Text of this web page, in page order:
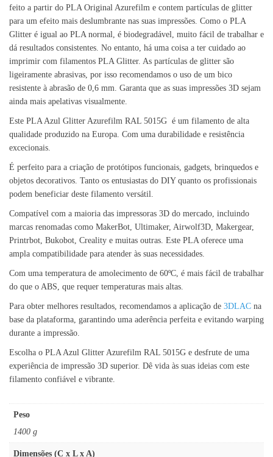
feito a partir do PLA Original Azurefilm e contem partículas de glitter
para um efeito mais deslumbrante nas suas impressões. Como o PLA
Glitter é igual ao PLA normal, é biodegradável, muito fácil de trabalhar e
dá resultados consistentes. No entanto, há uma coisa a ter cuidado ao
imprimir com filamentos PLA Glitter. As partículas de glitter são
ligeiramente abrasivas, por isso recomendamos o uso de um bico
resistente à abrasão de 0,6 mm. Garanta que as suas impressões 3D sejam
ainda mais apelativas visualmente.
Este PLA Azul Glitter Azurefilm RAL 5015G é um filamento de alta
qualidade produzido na Europa. Com uma durabilidade e resistência
excecionais.
É perfeito para a criação de protótipos funcionais, gadgets, brinquedos e
objetos decorativos. Tanto os entusiastas do DIY quanto os profissionais
podem beneficiar deste filamento versátil.
Compatível com a maioria das impressoras 3D do mercado, incluindo
marcas renomadas como MakerBot, Ultimaker, Airwolf3D, Makergear,
Printrbot, Bukobot, Creality e muitas outras. Este PLA oferece uma
ampla compatibilidade para atender às suas necessidades.
Com uma temperatura de amolecimento de 60ºC, é mais fácil de trabalhar
do que o ABS, que requer temperaturas mais altas.
Para obter melhores resultados, recomendamos a aplicação de 3DLAC na
base da plataforma, garantindo uma aderência perfeita e evitando warping
durante a impressão.
Escolha o PLA Azul Glitter Azurefilm RAL 5015G e desfrute de uma
experiência de impressão 3D superior. Dê vida às suas ideias com este
filamento confiável e vibrante.
Peso
1400 g
Dimensões (C x L x A)